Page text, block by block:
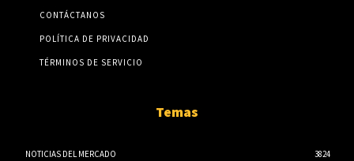
CONTÁCTANOS
POLÍTICA DE PRIVACIDAD
TÉRMINOS DE SERVICIO
Temas
NOTICIAS DEL MERCADO
3824